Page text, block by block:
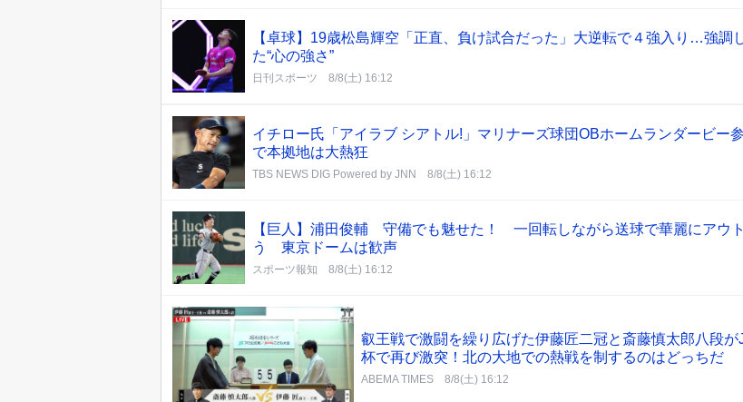
【卓球】19歳松島輝空「正直、負け試合だった」大逆転で４強入り…強調
た“心の強さ”
日刊スポーツ 8/8(土) 16:12
イチロー氏「アイラブ シアトル!」マリナーズ球団OBホームランダービー
で本拠地は大熱狂
TBS NEWS DIG Powered by JNN 8/8(土) 16:12
【巨人】浦田俊輔 守備でも魅せた！ 一回転しながら送球で華麗にアウ
う 東京ドームは歓声
スポーツ報知 8/8(土) 16:12
叡王戦で激闘を繰り広げた伊藤匠二冠と斎藤慎太郎八段が
杯で再び激突！北の大地での熱戦を制するのはどっちだ
ABEMA TIMES 8/8(土) 16:12